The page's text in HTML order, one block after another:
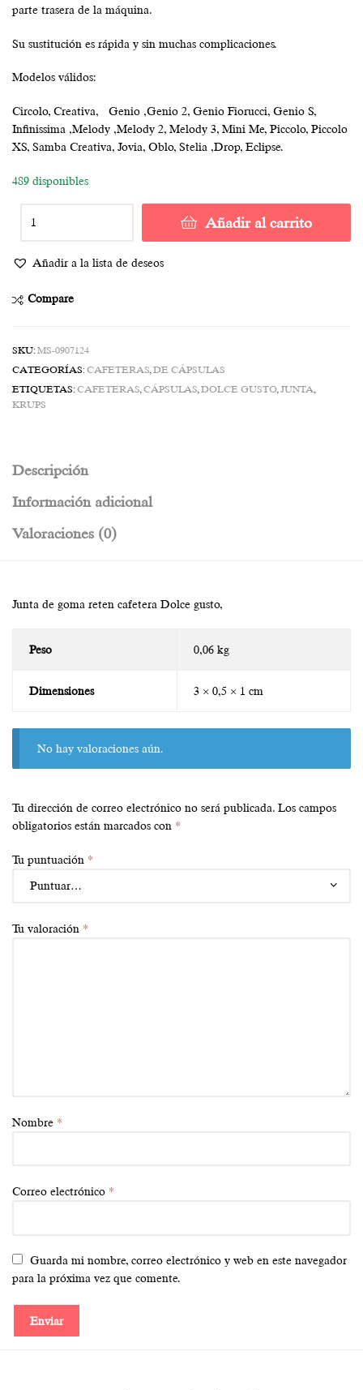
parte trasera de la máquina.
Su sustitución es rápida y sin muchas complicaciones.
Modelos válidos:
Circolo, Creativa, Genio ,Genio 2, Genio Fiorucci, Genio S,
Infinissima ,Melody ,Melody 2, Melody 3, Mini Me, Piccolo, Piccolo
XS, Samba Creativa, Jovia, Oblo, Stelia ,Drop, Eclipse.
489 disponibles
Añadir al carrito
Añadir a la lista de deseos
Compare
SKU: MS-0907124
CATEGORÍAS: CAFETERAS,DE CÁPSULAS
ETIQUETAS: CAFETERAS,CÁPSULAS,DOLCE GUSTO,JUNTA,
KRUPS
Descripción
Información adicional
Valoraciones (0)
Junta de goma reten cafetera Dolce gusto,
Peso 0,06 kg
Dimensiones 3 × 0,5 × 1 cm
No hay valoraciones aún.
Tu dirección de correo electrónico no será publicada. Los campos
obligatorios están marcados con *
Tu puntuación *
Tu valoración *
Nombre *
Correo electrónico *
Guarda mi nombre, correo electrónico y web en este navegador
para la próxima vez que comente.